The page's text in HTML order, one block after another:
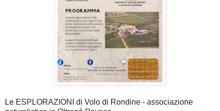
Le ESPLORAZIONI di Volo di Rondine - associazione